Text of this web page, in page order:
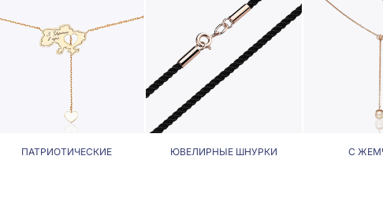
ПАТРИОТИЧЕСКИЕ ЮВЕЛИРНЫЕ ШНУРКИ С